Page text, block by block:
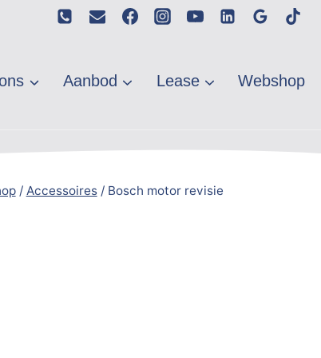
Aanbod Lease Webshop
/ Accessoires / Bosch motor revisie